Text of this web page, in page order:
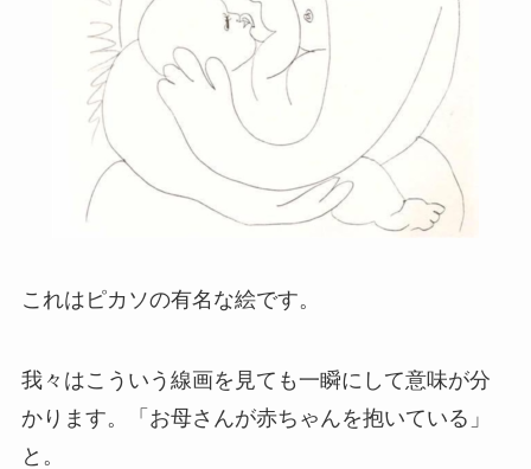
これはピカソの有名な絵です。
我々はこういう線画を見ても一瞬にして意味が分
かります。「お母さんが赤ちゃんを抱いている」
と。